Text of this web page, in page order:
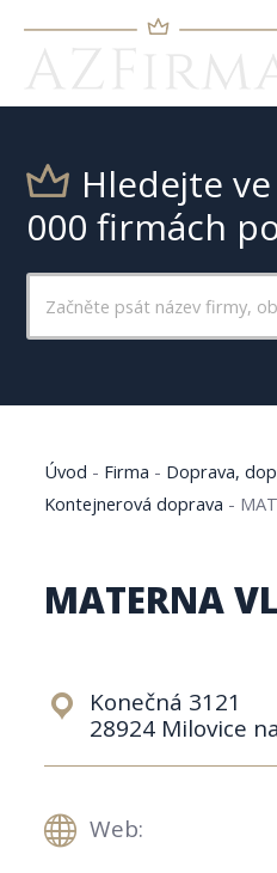
Hledejte
000 firmách
Úvod - Firma - Doprava,
Kontejnerová doprava -
MATERNA
Konečná 3121
28924 Milovice
Web: